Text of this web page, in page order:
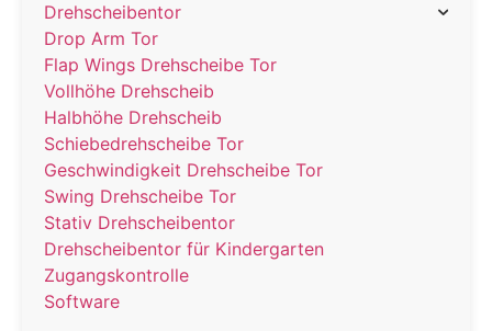
Drehscheibentor
Drop Arm Tor
Flap Wings Drehscheibe Tor
Vollhöhe Drehscheib
Halbhöhe Drehscheib
Schiebedrehscheibe Tor
Geschwindigkeit Drehscheibe Tor
Swing Drehscheibe Tor
Stativ Drehscheibentor
Drehscheibentor für Kindergarten
Zugangskontrolle
Software